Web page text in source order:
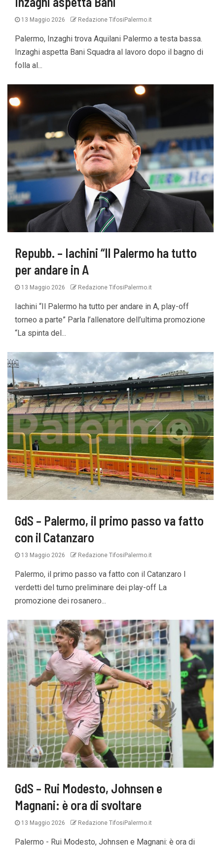
13 Maggio 2026 Redazione TifosiPalermo.it
Palermo, Inzaghi trova Aquilani Palermo a testa bassa.
Inzaghi aspetta Bani Squadra al lavoro dopo il bagno di
folla al...
Repubb. – Iachini “Il Palermo ha tutto
per andare in A
13 Maggio 2026 Redazione TifosiPalermo.it
Iachini “Il Palermo ha tutto per andare in A, play-off
torneo a parte” Parla l’allenatore dell’ultima promozione
“La spinta del...
GdS – Palermo, il primo passo va fatto
con il Catanzaro
13 Maggio 2026 Redazione TifosiPalermo.it
Palermo, il primo passo va fatto con il Catanzaro I
verdetti del turno preliminare dei play-off La
promozione dei rosanero...
GdS – Rui Modesto, Johnsen e
Magnani: è ora di svoltare
13 Maggio 2026 Redazione TifosiPalermo.it
Palermo - Rui Modesto, Johnsen e Magnani: è ora di